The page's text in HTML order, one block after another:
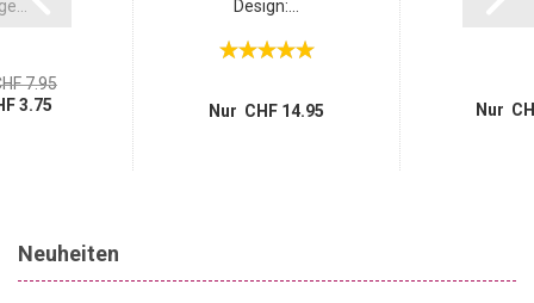
7.95
3.75
Design:...
Nur CHF 14.95 Nur
Neuheiten